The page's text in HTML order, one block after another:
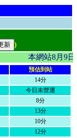
)
本網站8月9
預估到站
14分
今日未營運
8分
13分
10分
12分